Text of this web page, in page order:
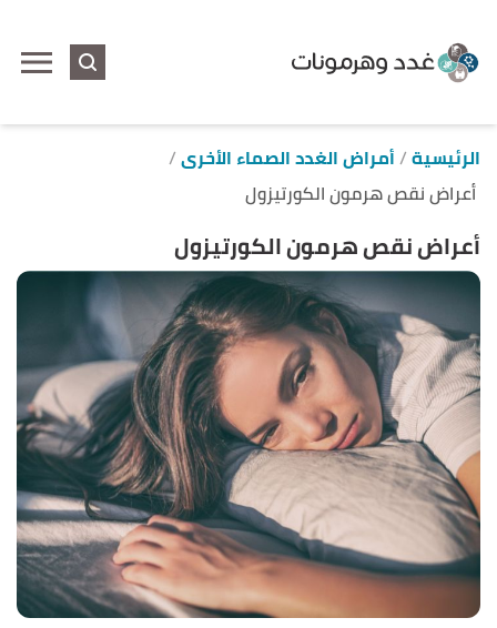
الرئيسية أمراض الغدد الصماء الأخرى
أعراض نقص هرمون الكورتيزول
أعراض نقص هرمون الكورتيزول